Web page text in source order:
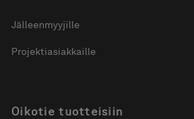
Jälleenmyyjille
Projektiasiakkaille
Oikotie tuotteisiin